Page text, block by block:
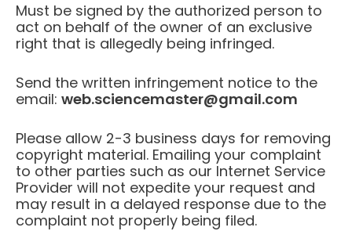
Must be signed by the authorized person to
act on behalf of the owner of an exclusive
right that is allegedly being infringed.
Send the written infringement notice to the
email: web.sciencemaster@gmail.com
Please allow 2-3 business days for removing
copyright material. Emailing your complaint
to other parties such as our Internet Service
Provider will not expedite your request and
may result in a delayed response due to the
complaint not properly being filed.